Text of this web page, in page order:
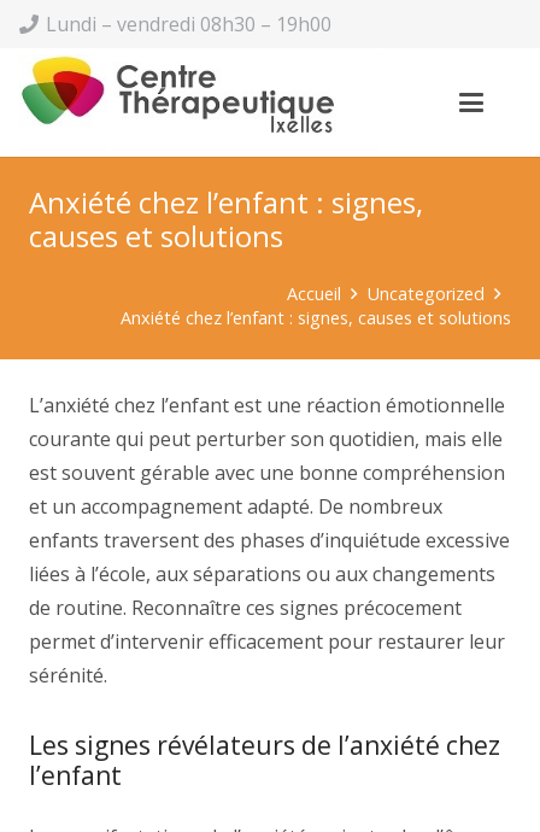
Lundi – vendredi 08h30 – 19h00
Anxiété chez l’enfant : signes,
causes et solutions
Accueil
Uncategorized
Anxiété chez l’enfant : signes, causes et solutions
L’anxiété chez l’enfant est une réaction émotionnelle
courante qui peut perturber son quotidien, mais elle
est souvent gérable avec une bonne compréhension
et un accompagnement adapté. De nombreux
enfants traversent des phases d’inquiétude excessive
liées à l’école, aux séparations ou aux changements
de routine. Reconnaître ces signes précocement
permet d’intervenir efficacement pour restaurer leur
sérénité.
Les signes révélateurs de l’anxiété chez
l’enfant